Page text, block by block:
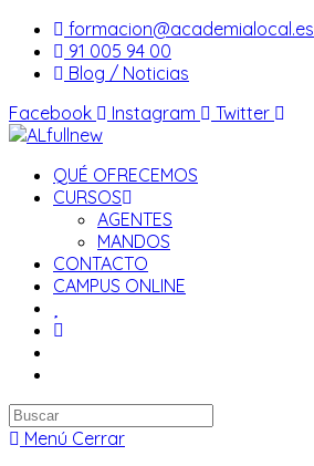
Saltar
contenido
formacion@academialocal.es
91 005 94 00
Blog / Noticias
Facebook
Instagram Twitter
QUÉ OFRECEMOS
CURSOS
AGENTES
MANDOS
CONTACTO
CAMPUS ONLINE
Buscar
enMenú Cerrar